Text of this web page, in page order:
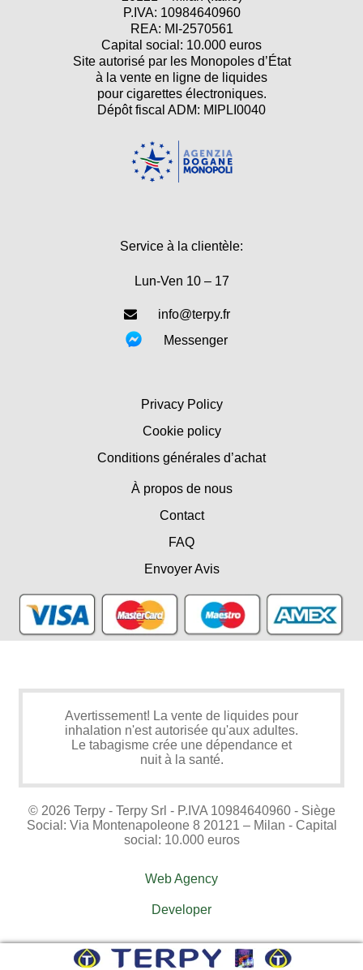
P.IVA: 10984640960
REA: MI-2570561
Capital social: 10.000 euros
Site autorisé par les Monopoles d’État
à la vente en ligne de liquides
pour cigarettes électroniques.
Dépôt fiscal ADM: MIPLI0040
Service à la clientèle:
Lun-Ven 10 – 17
info@terpy.fr
Messenger
Privacy Policy
Cookie policy
Conditions générales d’achat
À propos de nous
Contact
FAQ
Envoyer Avis
Avertissement! La vente de liquides pour
inhalation n'est autorisée qu'aux adultes.
Le tabagisme crée une dépendance et
nuit à la santé.
© 2026 Terpy - Terpy Srl - P.IVA 10984640960 - Siège
Social: Via Montenapoleone 8 20121 – Milan - Capital
social: 10.000 euros
Web Agency
Developer